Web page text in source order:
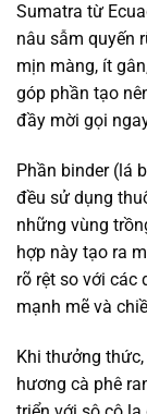
Sumatra từ
nâu sẫm quyến
mịn màng, ít
góp phần tạo
đầy mời gọi
Phần binder (lá
đều sử dụng
những vùng
hợp này tạo ra
rõ rệt so với các
mạnh mẽ và
Khi thưởng
hương cà phê